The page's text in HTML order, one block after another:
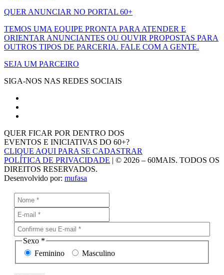
QUER ANUNCIAR NO PORTAL 60+
TEMOS UMA EQUIPE PRONTA PARA ATENDER E
ORIENTAR ANUNCIANTES OU OUVIR PROPOSTAS PARA
OUTROS TIPOS DE PARCERIA. FALE COM A GENTE.
SEJA UM PARCEIRO
SIGA-NOS NAS REDES SOCIAIS
QUER FICAR POR DENTRO DOS
EVENTOS E INICIATIVAS DO 60+?
CLIQUE AQUI PARA SE CADASTRAR
POLÍTICA DE PRIVACIDADE | © 2026 – 60MAIS. TODOS OS
DIREITOS RESERVADOS.
Desenvolvido por: mufasa
Sexo *
Feminino
Masculino